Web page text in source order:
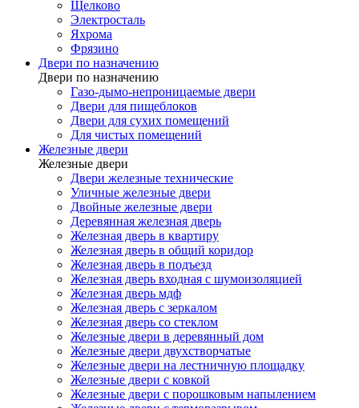
Щелково
Электросталь
Яхрома
Фрязино
Двери по назначению
Двери по назначению
Газо-дымо-непроницаемые двери
Двери для пищеблоков
Двери для сухих помещений
Для чистых помещений
Железные двери
Железные двери
Двери железные технические
Уличные железные двери
Двойные железные двери
Деревянная железная дверь
Железная дверь в квартиру
Железная дверь в общий коридор
Железная дверь в подъезд
Железная дверь входная с шумоизоляцией
Железная дверь мдф
Железная дверь с зеркалом
Железная дверь со стеклом
Железные двери в деревянный дом
Железные двери двухстворчатые
Железные двери на лестничную площадку
Железные двери с ковкой
Железные двери с порошковым напылением